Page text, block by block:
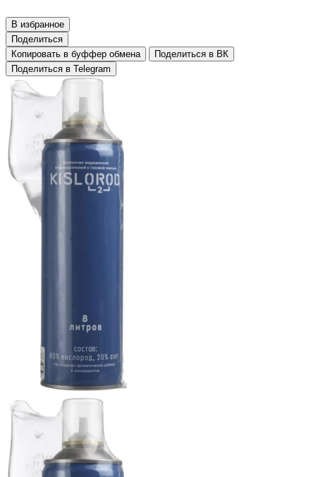
В избранное
Поделиться
Копировать в буффер обмена
Поделиться в ВК
Поделиться в Telegram